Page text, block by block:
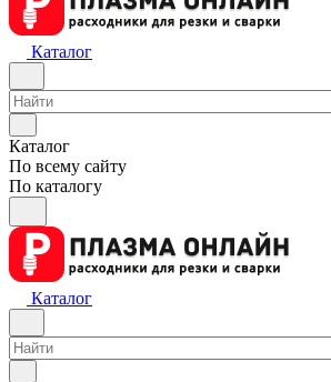
Каталог
Каталог
По всему сайту
По каталогу
Каталог